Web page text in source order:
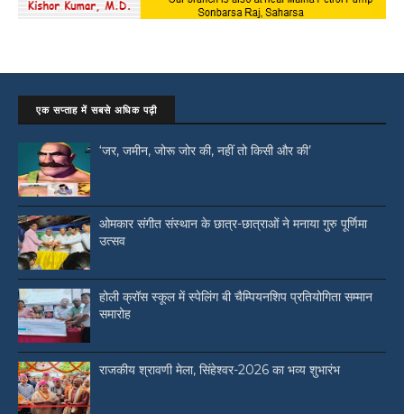
एक सप्ताह में सबसे अधिक पढ़ी
‘जर, जमीन, जोरू जोर की, नहीं तो किसी और की’
ओमकार संगीत संस्थान के छात्र-छात्राओं ने मनाया गुरु पूर्णिमा
उत्सव
होली क्रॉस स्कूल में स्पेलिंग बी चैम्पियनशिप प्रतियोगिता सम्मान
समारोह
राजकीय श्रावणी मेला, सिंहेश्वर-2026 का भव्य शुभारंभ